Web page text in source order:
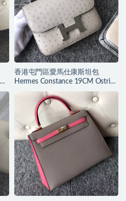
香港屯門區愛馬仕康斯坦包
Hermes Constance 19CM Ostrich
M8 Gris Asphalte